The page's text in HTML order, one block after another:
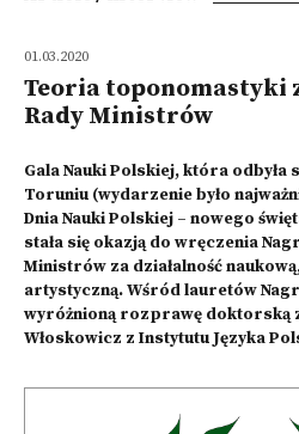
01.03.2020
Teoria toponomastyki
Rady Ministrów
Gala Nauki Polskiej, która odbyła
Toruniu (wydarzenie było
Dnia Nauki Polskiej – nowego
stała się okazją do wręczenia
Ministrów za działalność
artystyczną. Wśród lauretów
wyróżnioną rozprawę doktorską
Włoskowicz z Instytutu Języka